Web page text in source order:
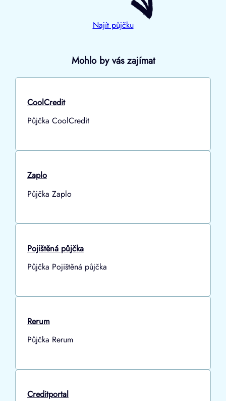
Najít půjčku
Mohlo by vás zajímat
CoolCredit
Půjčka CoolCredit
Zaplo
Půjčka Zaplo
Pojištěná půjčka
Půjčka Pojištěná půjčka
Rerum
Půjčka Rerum
Creditportal